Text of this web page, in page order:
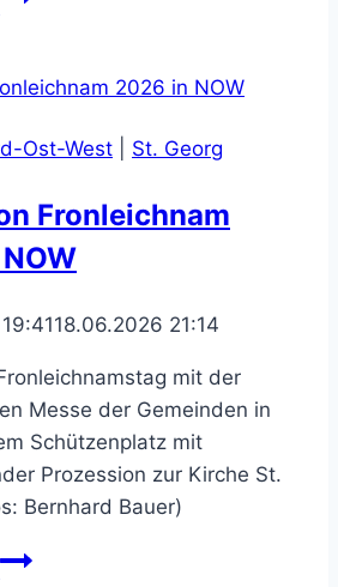
–
Öffnungszeiten
Ost-West St. Georg
Fronleichnam
18.06.2026 21:14
mit der
Messe der Gemeinden in
Schützenplatz mit
Prozession zur Kirche St.
Bernhard Bauer)
Bilder